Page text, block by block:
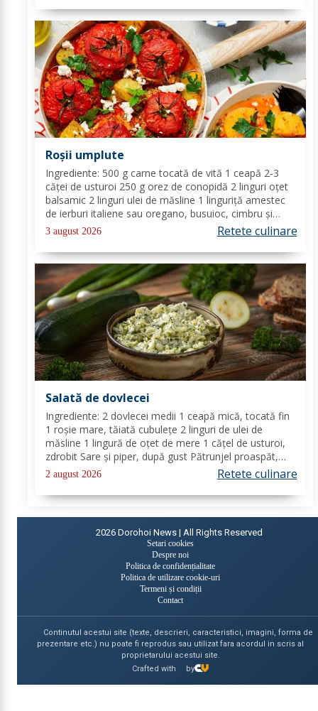
Roșii umplute
Ingrediente: 500 g carne tocată de vită 1 ceapă 2-3
căței de usturoi 250 g orez de conopidă 2 linguri oțet
balsamic 2 linguri ulei de măsline 1 linguriță amestec
de ierburi italiene sau oregano, busuioc, cimbru și
rozmarin uscate sare de mare piper negru Mod de
preparare: Se încălzește cuptorul la...
3 august 2026 Retete culinare
Salată de dovlecei
Ingrediente: 2 dovlecei medii 1 ceapă mică, tocată fin
1 roșie mare, tăiată cubulețe 2 linguri de ulei de
măsline 1 lingură de oțet de mere 1 cățel de usturoi,
zdrobit Sare și piper, după gust Pătrunjel proaspăt,
tocat pentru decor (opțional) Mod de preparare: Taie
dovleceii în rondele subțiri sau...
2 august 2026 Retete culinare
2026 Dorohoi News | All Rights Reserved
Setari cookies
Despre noi
Politica de confidențialitate
Politica de utilizare cookie-uri
Termeni și condiții
Contact
Continutul acestui site (texte, descrieri, caracteristici, imagini, forma de
prezentare etc.) nu poate fi reprodus sau utilizat fara acordul in scris al
proprietarului acestui site.
Crafted with
by